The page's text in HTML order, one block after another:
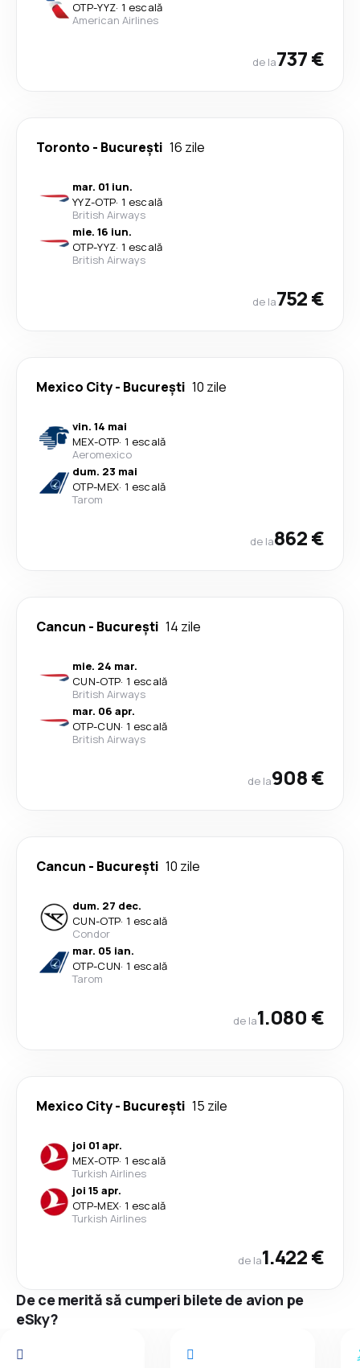
OTP-YYZ· 1 escală
American Airlines
de la737 €
Toronto - București 16 zile
mar. 01 iun.
YYZ-OTP· 1 escală
British Airways
mie. 16 iun.
OTP-YYZ· 1 escală
British Airways
de la752 €
Mexico City- București 10 zile
vin. 14 mai
MEX-OTP· 1 escală
Aeromexico
dum. 23 mai
OTP-MEX· 1 escală
Tarom
de la862 €
Cancun - București 14 zile
mie. 24 mar.
CUN-OTP· 1 escală
British Airways
mar. 06 apr.
OTP-CUN· 1 escală
British Airways
de la908 €
Cancun - București 10 zile
dum. 27 dec.
CUN-OTP· 1 escală
Condor
mar. 05 ian.
OTP-CUN· 1 escală
Tarom
de la1.080 €
Mexico City- București 15 zile
joi 01 apr.
MEX-OTP· 1 escală
Turkish Airlines
joi 15 apr.
OTP-MEX· 1 escală
Turkish Airlines
de la1.422 €
De ce merită să cumperi bilete de avion pe
eSky?